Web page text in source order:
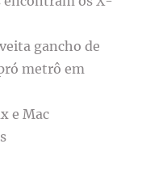
gancho de
metrô em
e Mac